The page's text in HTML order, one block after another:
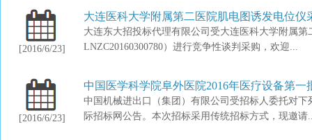
[2016/6/23]
大连医科大学附属第二医院肌电图诱发电位仪
大连东大招投标代理有限公司受大连医科大学附属
LNZC20160300780）进行竞争性谈判采购，欢迎...
[2016/6/23]
中国医学科学院阜外医院2016年医疗设备第一
中国机械进出口（集团）有限公司受招标人委托对
际招标网公告。本次招标采用传统招标方式，现邀请